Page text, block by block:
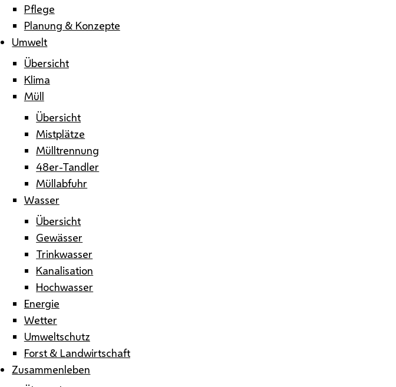
Pflege
Planung & Konzepte
Umwelt
Übersicht
Klima
Müll
Übersicht
Mistplätze
Mülltrennung
48er-Tandler
Müllabfuhr
Wasser
Übersicht
Gewässer
Trinkwasser
Kanalisation
Hochwasser
Energie
Wetter
Umweltschutz
Forst & Landwirtschaft
Zusammenleben